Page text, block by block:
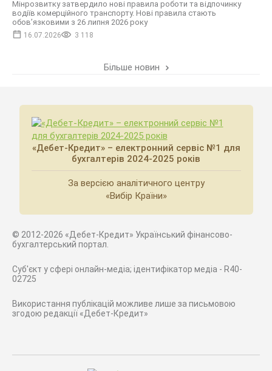
Мінрозвитку затвердило нові правила роботи та відпочинку
водіїв комерційного транспорту. Нові правила стають
обовʼязковими з 26 липня 2026 року
16.07.2026 3 118
Більше новин
«Дебет-Кредит» – електронний сервіс №1 для
бухгалтерів 2024-2025 років
За версією аналітичного центру
«Вибір Країни»
© 2012-2026 «Дебет-Кредит» Український фінансово-
бухгалтерський портал.
Суб'єкт у сфері онлайн-медіа; ідентифікатор медіа - R40-
02725
Використання публікацій можливе лише за письмовою
згодою редакції «Дебет-Кредит»